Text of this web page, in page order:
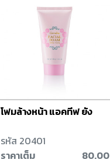
โฟมล้างหน้า แอคทีฟ ยัง
รหัส 20401
ราคาเต็ม
80.00